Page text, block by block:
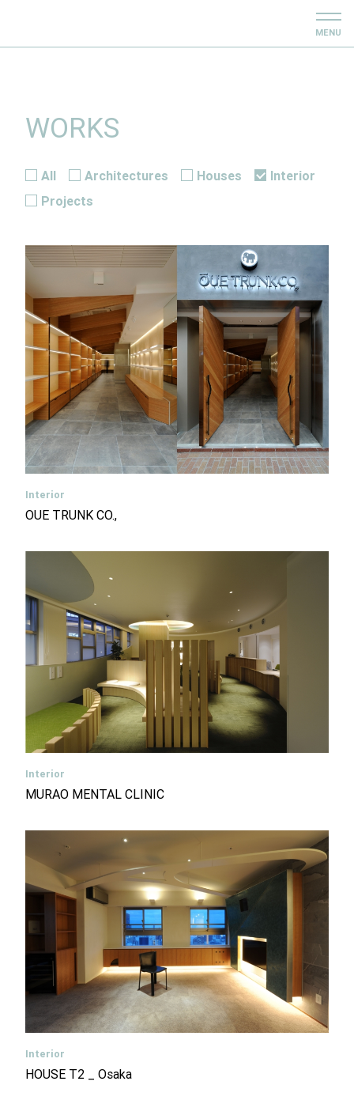
MENU
WORKS
All Architectures Houses
Interior
Projects
Interior
OUE TRUNK CO.,
Interior
MURAO MENTAL CLINIC
Interior
HOUSE T2 _ Osaka